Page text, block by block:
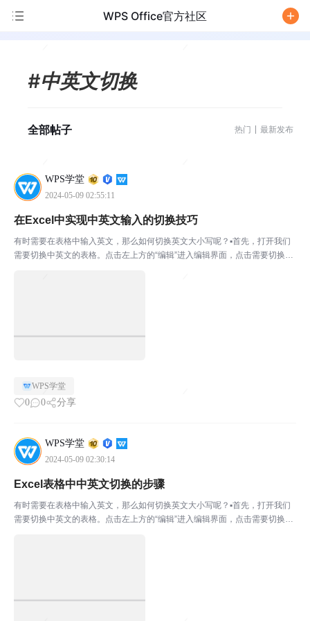
WPS Office官方社区
#中英文切换
全部帖子 热门 最新发布
WPS学堂
2024-05-09 02:55:11
在Excel中实现中英文输入的切换技巧
有时需要在表格中输入英文，那么如何切换英文大小写呢？▪首先，打开我们
需要切换中英文的表格。点击左上方的“编辑”进入编辑界面，点击需要切换中
WPS学堂
0 0 分享
WPS学堂
2024-05-09 02:30:14
Excel表格中中英文切换的步骤
有时需要在表格中输入英文，那么如何切换英文大小写呢？▪首先，打开我们
需要切换中英文的表格。点击左上方的“编辑”进入编辑界面，点击需要切换中